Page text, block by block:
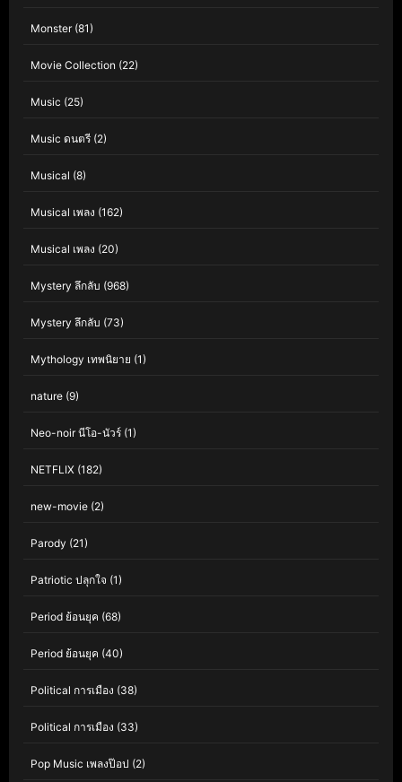
Monster(81)
Movie Collection (22)
Music (25)
Music ดนตรี (2)
Musical (8)
Musical เพลง (162)
Musical เพลง (20)
Mystery ลึกลับ (968)
Mystery ลึกลับ (73)
Mythology เทพนิยาย (1)
nature (9)
Neo-noir นีโอ-นัวร์ (1)
NETFLIX (182)
new-movie (2)
Parody (21)
Patriotic ปลุกใจ (1)
Period ย้อนยุค (68)
Period ย้อนยุค (40)
Political การเมือง (38)
Political การเมือง (33)
Pop Music เพลงป๊อป (2)